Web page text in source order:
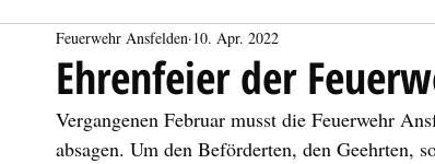
Ehrenfeier der
Feuerwehr Ansfelden 10. Apr. 2022
Vergangenen Februar musst die Feuerwehr
absagen. Um den Beförderten, den Geehrten,